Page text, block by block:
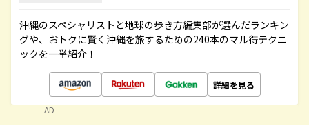
沖縄のスペシャリストと地球の歩き方編集部が選んだランキン
グや、おトクに賢く沖縄を旅するための240本のマル得テクニ
ックを一挙紹介！
詳細を見る
AD